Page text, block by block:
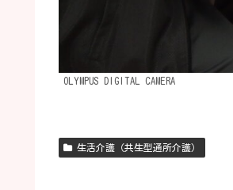
OLYMPUS DIGITAL CAMERA
生活介護（共生型通所介護）